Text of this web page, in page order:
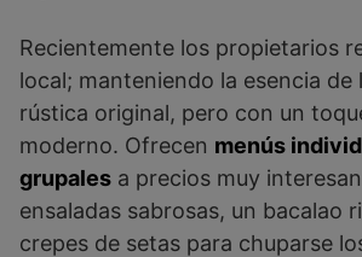
Recientemente los propietarios
local; manteniendo la esencia de
rústica original, pero con un
moderno. Ofrecen menús
grupales a precios muy
ensaladas sabrosas, un bacalao
crepes de setas para chuparse